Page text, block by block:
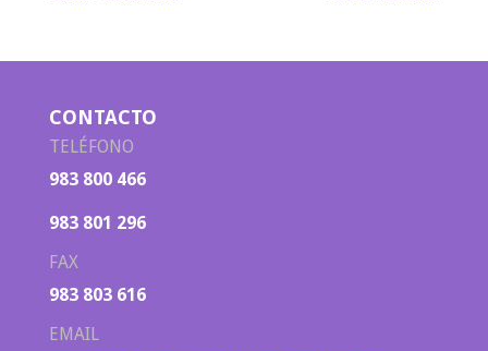
CONTACTO
TELÉFONO
983 800 466
983 801 296
FAX
983 803 616
EMAIL